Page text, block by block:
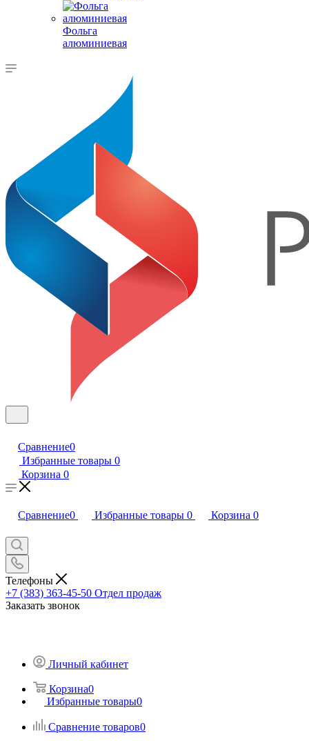
Фольга
алюминиевая
Сравнение0
Избранные товары 0
Корзина 0
Сравнение0 Избранные товары 0 Корзина 0
Телефоны
+7 (383) 363-45-50 Отдел продаж
Заказать звонок
Личный кабинет
Корзина0
Избранные товары0
Сравнение товаров0